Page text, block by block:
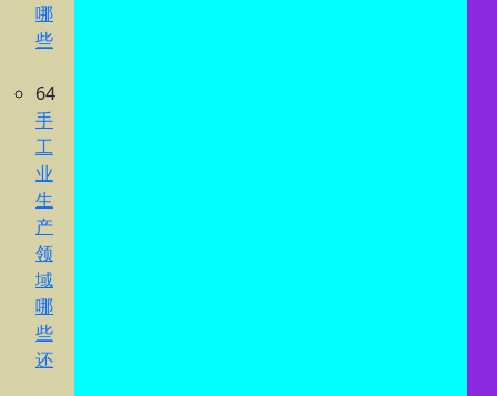
哪
些
64
手
工
业
生
产
领
域
哪
些
还